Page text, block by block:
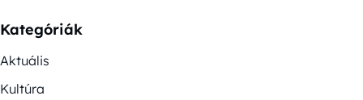
Kategóriák
Aktuális
Kultúra